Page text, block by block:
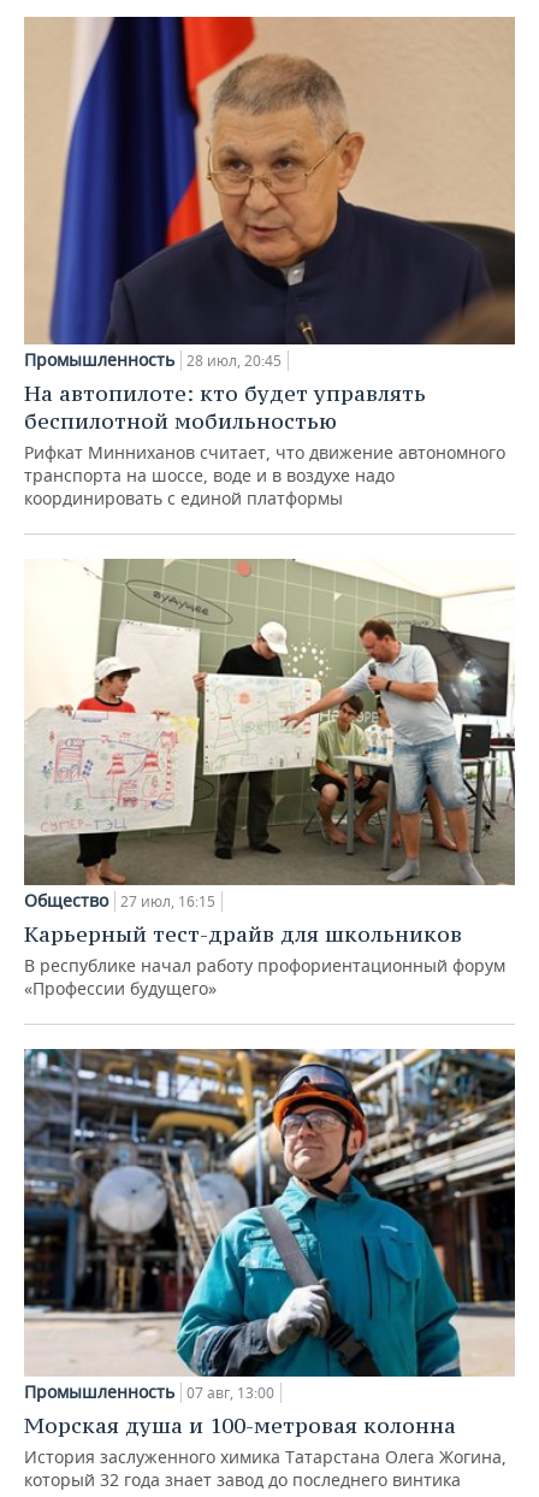
Промышленность 28 июл, 20:45
На автопилоте: кто будет управлять
беспилотной мобильностью
Рифкат Минниханов считает, что движение автономного
транспорта на шоссе, воде и в воздухе надо
координировать с единой платформы
Общество 27 июл, 16:15
Карьерный тест-драйв для школьников
В республике начал работу профориентационный форум
«Профессии будущего»
Промышленность 07 авг, 13:00
Морская душа и 100-метровая колонна
История заслуженного химика Татарстана Олега Жогина,
который 32 года знает завод до последнего винтика